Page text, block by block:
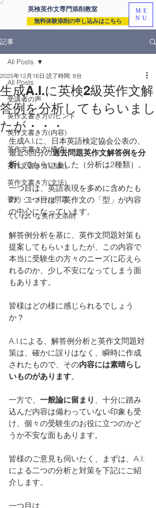
英検英作文専門添削教室
無料体験添削の申し込みはこちら
ME
NU
記事
All Posts
受講者の声
英作文書き方のヒント
英作文書き方(内容)
英作文書き方(構成)
英作文書き方(語彙)
英作文書き方(文法)
要約・e-メール問題
ていねいな英作文添削
All Posts
生成A.I.に英検2級英作文解
答例を分析してもらいまし
たが・・・
2025年12月16日 読了時間: 8分
生成A.I.に、日本英語検定協会公表の、
最近3回分の過去問題英作文解答例を分
析してもらいました（分析は2種類）。
一つ目は、英語表現を多めに含めたも
の、二つ目は、英作文の「型」が内容
の中心になっています。
解答例分析を基に、英作文問題対策も
提案してもらいましたが、この内容で
本当に受験生の方々のニーズに応えら
れるのか、少し不安になってしまう面
もあります。
皆様はどの様に感じられるでしょう
か？
A.I.による、解答例分析と英作文問題対
策は、確かに誤りはなく、瞬時に作成
されたもので、その内容には素晴らし
いものがあります。
一方で、 一般論に留まり 、十分に踏み
込んだ内容は備わっていない印象も受
け、個々の受験生のお役に立つのかど
うか不安な面もあります。
皆様のご意見も伺いたく、まずは、A.I.
による二つの分析と対策を下記にご紹
介します。
一つ目は、